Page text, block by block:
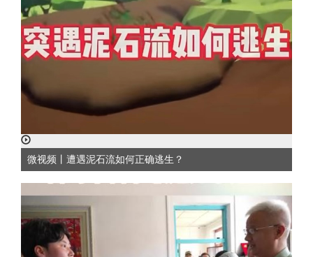
微视频丨遭遇泥石流如何正确逃生？